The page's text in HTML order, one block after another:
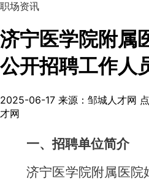
职场资讯
济宁医学院附属
公开招聘工作人
2025-06-17 来源：邹城人才网
才网
一、招聘单位简介
济宁医学院附属医院